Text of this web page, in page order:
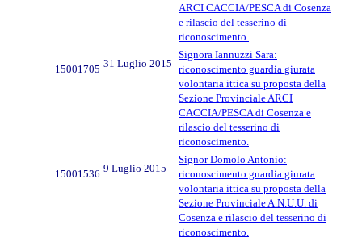
ARCI CACCIA/PESCA di Cosenza
e rilascio del tesserino di
riconoscimento.
15001705 31 Luglio 2015
Signora Iannuzzi Sara:
riconoscimento guardia giurata
volontaria ittica su proposta della
Sezione Provinciale ARCI
CACCIA/PESCA di Cosenza e
rilascio del tesserino di
riconoscimento.
15001536 9 Luglio 2015
Signor Domolo Antonio:
riconoscimento guardia giurata
volontaria ittica su proposta della
Sezione Provinciale A.N.U.U. di
Cosenza e rilascio del tesserino di
riconoscimento.